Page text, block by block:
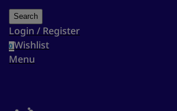
Search
Login / Register
0Wishlist
Menu